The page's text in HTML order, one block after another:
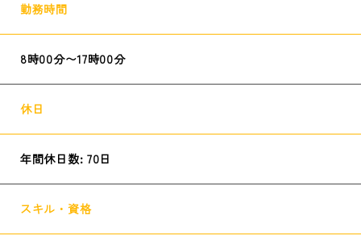
勤務時間
8時00分〜17時00分
休日
年間休日数: 70日
スキル・資格